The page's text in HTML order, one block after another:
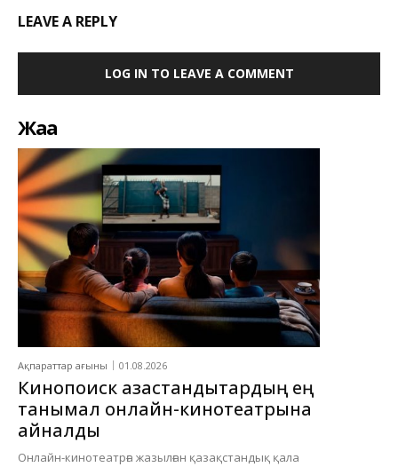
LEAVE A REPLY
LOG IN TO LEAVE A COMMENT
Жаңа
Ақпараттар ағыны 01.08.2026
Кинопоиск қазақстандықтардың ең
танымал онлайн-кинотеатрына
айналды
Онлайн-кинотеатрға жазылған қазақстандық қала